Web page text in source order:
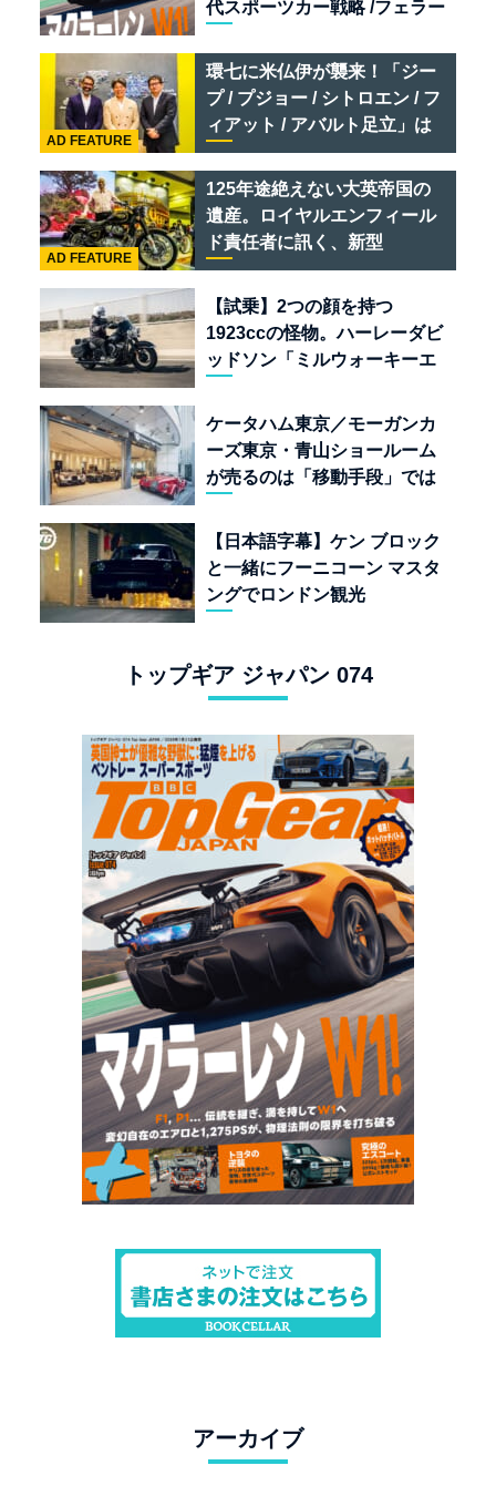
代スポーツカー戦略 /フェラー
リオ /ベントレー スーパース
ポーツ
環七に米仏伊が襲来！「ジー
プ / プジョー / シトロエン / フ
ィアット / アバルト足立」は
クルマのセレクトショップで
ある
AD FEATURE
125年途絶えない大英帝国の
遺産。ロイヤルエンフィール
ド責任者に訊く、新型
「BULLET 650」と“時間の
質”を愛する理由
AD FEATURE
【試乗】2つの顔を持つ
1923ccの怪物。ハーレーダビ
ッドソン「ミルウォーキーエ
ケータハム東京／モーガンカ
ーズ東京・青山ショールーム
が売るのは「移動手段」では
【日本語字幕】ケン ブロック
と一緒にフーニコーン マスタ
ングでロンドン観光
トップギア ジャパン 074
アーカイブ